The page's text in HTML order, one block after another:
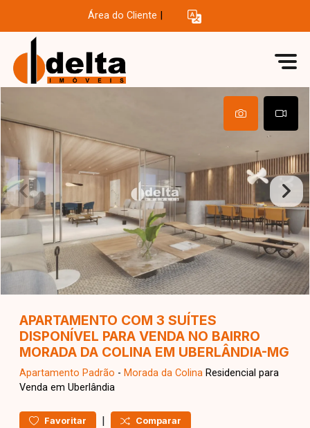
Área do Cliente
APARTAMENTO COM 3 SUÍTES
DISPONÍVEL PARA VENDA NO BAIRRO
MORADA DA COLINA EM UBERLÂNDIA-MG
Apartamento Padrão - Morada da Colina Residencial para
Venda em Uberlândia
Favoritar | Comparar